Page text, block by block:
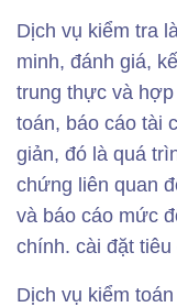
Dịch vụ kiểm tra
minh, đánh giá,
trung thực và
toán, báo cáo tài
giản, đó là quá
chứng liên quan
và báo cáo mức
chính. cài đặt tiêu
Dịch vụ kiểm